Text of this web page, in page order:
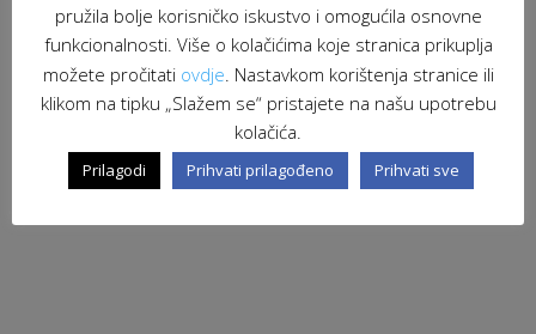
pružila bolje korisničko iskustvo i omogućila osnovne
funkcionalnosti. Više o kolačićima koje stranica prikuplja
možete pročitati ovdje . Nastavkom korištenja stranice ili
klikom na tipku „Slažem se“ pristajete na našu upotrebu
kolačića.
Prilagodi Prihvati prilagođeno Prihvati sve